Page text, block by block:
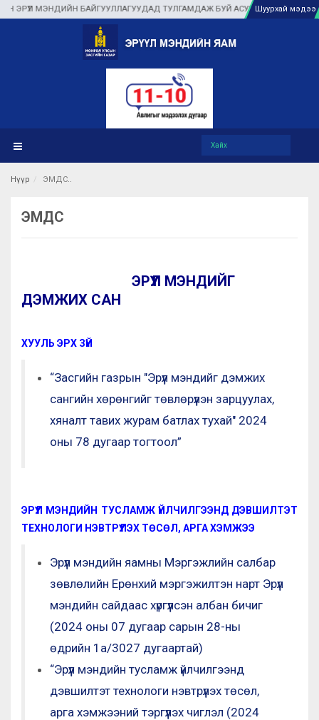
МЭНДИЙН БАЙГУУЛЛАГУУДАД ТУЛГАМДАЖ БУЙ АСУУДЛЫГ ГАЗАР
Шуурхай мэдээ
Нүүр ЭМДС
ЭМДС
ЭРҮҮЛ МЭНДИЙГ
ДЭМЖИХ САН
ХУУЛЬ ЭРХ ЗҮЙ
“Засгийн газрын "Эрүүл мэндийг дэмжих
сангийн хөрөнгийг төвлөрүүлэн зарцуулах,
хяналт тавих журам батлах тухай" 2024
оны 78 дугаар тогтоол”
ЭРҮҮЛ МЭНДИЙН ТУСЛАМЖ ҮЙЛЧИЛГЭЭНД ДЭВШИЛТЭТ
ТЕХНОЛОГИ НЭВТРҮҮЛЭХ ТӨСӨЛ, АРГА ХЭМЖЭЭ
Эрүүл мэндийн яамны Мэргэжлийн салбар
зөвлөлийн Ерөнхий мэргэжилтэн нарт Эрүүл
мэндийн сайдаас хүргүүлсэн албан бичиг
(2024 оны 07 дугаар сарын 28-ны
өдрийн 1а/3027 дугаартай)
“Эрүүл мэндийн тусламж үйлчилгээнд
дэвшилтэт технологи нэвтрүүлэх төсөл,
арга хэмжээний тэргүүлэх чиглэл (2024